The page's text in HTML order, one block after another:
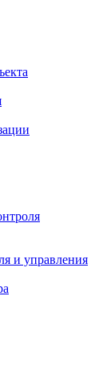
и управления